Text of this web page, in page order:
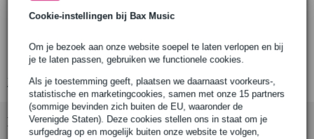
Cookie-instellingen bij Bax Music
Om je bezoek aan onze website soepel te laten verlopen en bij
je te laten passen, gebruiken we functionele cookies.
Als je toestemming geeft, plaatsen we daarnaast voorkeurs-,
statistische en marketingcookies, samen met onze 15 partners
(sommige bevinden zich buiten de EU, waaronder de
Verenigde Staten). Deze cookies stellen ons in staat om je
surfgedrag op en mogelijk buiten onze website te volgen,
hoofdtelefoon:
ingebouwde ActiveGard limiter
1 oorschelp
frequentiebereik: 60 Hz - 25 KHz
Bekijk alle productspecificaties
Bekijk ook eens (2)